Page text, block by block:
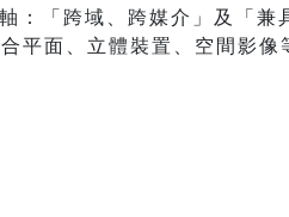
：「跨域、跨媒介」及「兼
平面、立體裝置、空間影